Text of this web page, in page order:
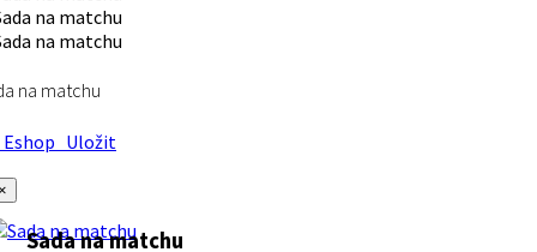
na matchu
Uložit
Sada na matchu